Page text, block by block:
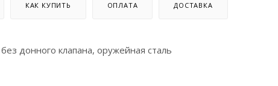
КАК КУПИТЬ ОПЛАТА ДОСТАВКА
донного клапана, оружейная сталь